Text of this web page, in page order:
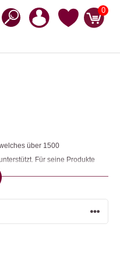
0
über 1500
Für seine Produkte
Materialien wie recycelte Sari,
Naturfasern und Blätter. Die
Fairtrade Unternehmen
Gerechtigkeit.